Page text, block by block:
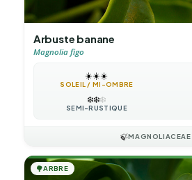
Arbuste banane
Magnolia figo
☀️☀️☀️
SOLEIL / MI-OMBRE
❄️❄️❄️
SEMI-RUSTIQUE
🍃MAGNOLIACEAE
🌳ARBRE